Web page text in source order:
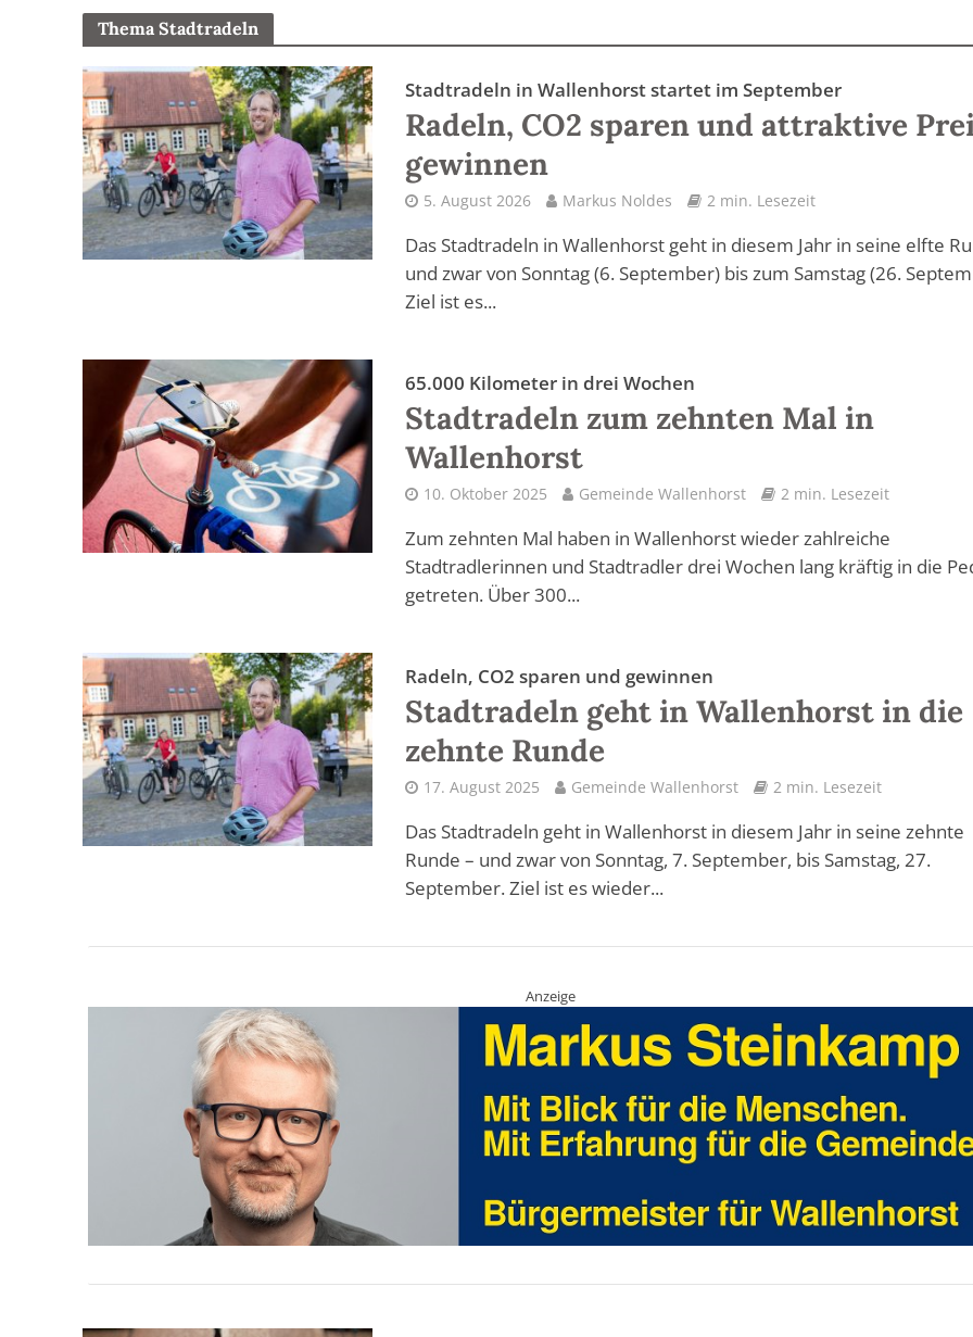
Thema Stadtradeln
Stadtradeln in Wallenhorst startet im September
Radeln, CO2 sparen und attraktive
gewinnen
5. August 2026 Markus Noldes 2 min. Lesezeit
Das Stadtradeln in Wallenhorst geht in diesem Jahr in seine elfte
und zwar von Sonntag (6. September) bis zum Samstag (26.
Ziel ist es...
65.000 Kilometer in drei Wochen
Stadtradeln zum zehnten Mal in
Wallenhorst
10. Oktober 2025 Gemeinde Wallenhorst 2 min. Lesezeit
Zum zehnten Mal haben in Wallenhorst wieder zahlreiche
Stadtradlerinnen und Stadtradler drei Wochen lang kräftig in die
getreten. Über 300...
Radeln, CO2 sparen und gewinnen
Stadtradeln geht in Wallenhorst in die
zehnte Runde
17. August 2025 Gemeinde Wallenhorst 2 min. Lesezeit
Das Stadtradeln geht in Wallenhorst in diesem Jahr in seine zehnte
Runde – und zwar von Sonntag, 7. September, bis Samstag, 27.
September. Ziel ist es wieder...
Anzeige